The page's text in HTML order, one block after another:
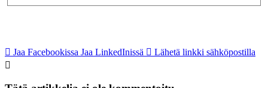
Jaa Facebookissa Jaa LinkedInissä Lähetä linkki sähköpostilla